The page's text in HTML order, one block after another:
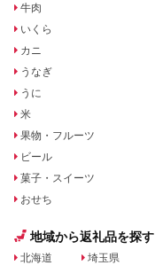
牛肉
いくら
カニ
うなぎ
うに
米
果物・フルーツ
ビール
菓子・スイーツ
おせち
地域から返礼品を探す
北海道
埼玉県